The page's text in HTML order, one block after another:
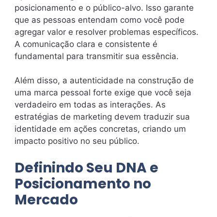
posicionamento e o público-alvo. Isso garante
que as pessoas entendam como você pode
agregar valor e resolver problemas específicos.
A comunicação clara e consistente é
fundamental para transmitir sua essência.
Além disso, a autenticidade na construção de
uma marca pessoal forte exige que você seja
verdadeiro em todas as interações. As
estratégias de marketing devem traduzir sua
identidade em ações concretas, criando um
impacto positivo no seu público.
Definindo Seu DNA e
Posicionamento no
Mercado